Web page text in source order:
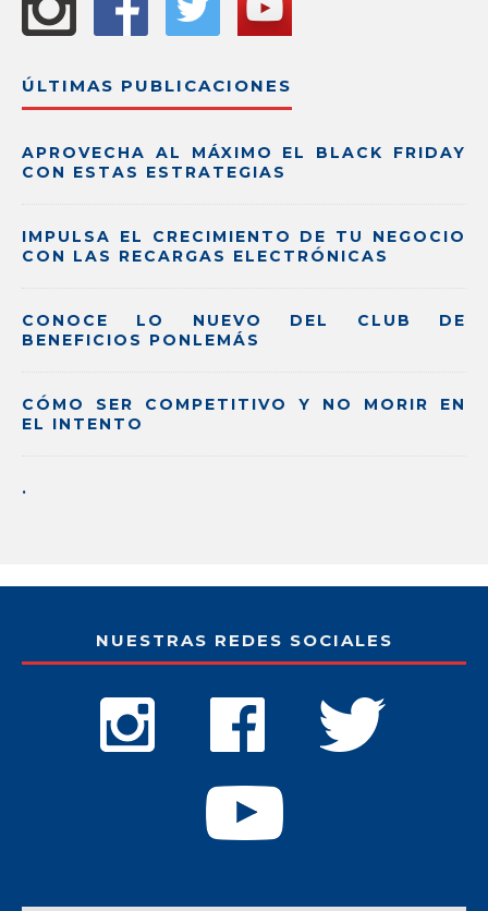
ÚLTIMAS PUBLICACIONES
APROVECHA AL MÁXIMO EL BLACK FRIDAY
CON ESTAS ESTRATEGIAS
IMPULSA EL CRECIMIENTO DE TU NEGOCIO
CON LAS RECARGAS ELECTRÓNICAS
CONOCE LO NUEVO DEL CLUB DE
BENEFICIOS PONLEMÁS
CÓMO SER COMPETITIVO Y NO MORIR EN
EL INTENTO
.
NUESTRAS REDES SOCIALES